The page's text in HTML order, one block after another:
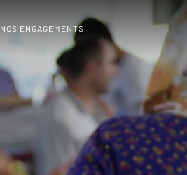
NOS ENGAGEMENTS